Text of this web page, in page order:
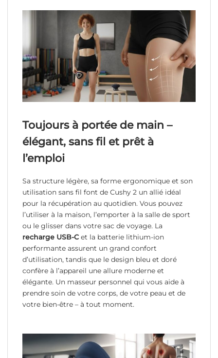
Toujours à portée de main –
élégant, sans fil et prêt à
l’emploi
Sa structure légère, sa forme ergonomique et son
utilisation sans fil font de Cushy 2 un allié idéal
pour la récupération au quotidien. Vous pouvez
l’utiliser à la maison, l’emporter à la salle de sport
ou le glisser dans votre sac de voyage. La
recharge USB-C et la batterie lithium-ion
performante assurent un grand confort
d’utilisation, tandis que le design bleu et doré
confère à l’appareil une allure moderne et
élégante. Un masseur personnel qui vous aide à
prendre soin de votre corps, de votre peau et de
votre bien-être – à tout moment.